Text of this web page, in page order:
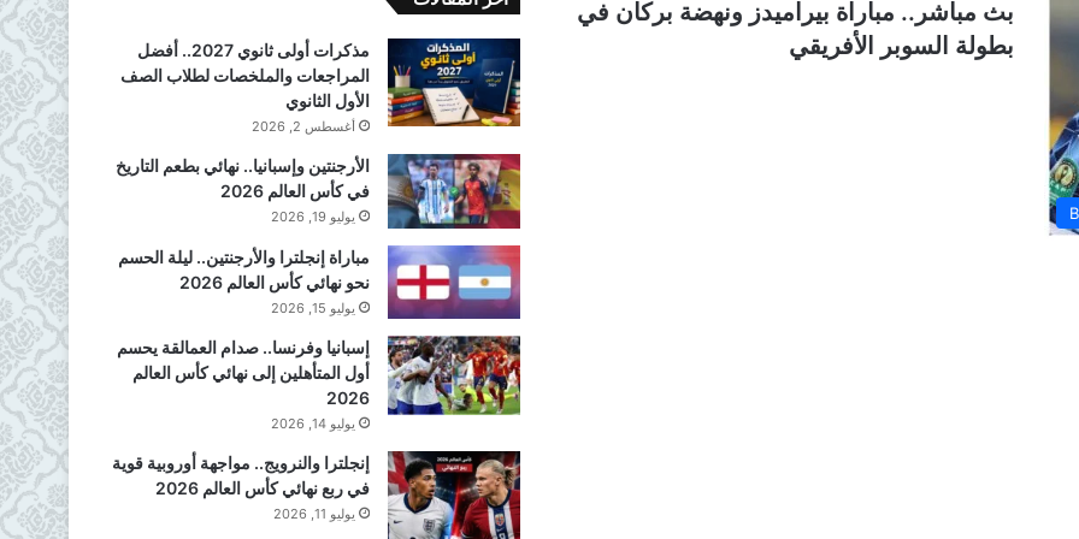
بث مباشر.. مباراة بيراميدز ونهضة بركان في
بطولة السوبر الأفريقي
مذكرات أولى ثانوي 2027.. أفضل
المراجعات والملخصات لطلاب الصف
الأول الثانوي
أغسطس 2, 2026
الأرجنتين وإسبانيا.. نهائي بطعم التاريخ
في كأس العالم 2026
يوليو 19, 2026
مباراة إنجلترا والأرجنتين.. ليلة الحسم
نحو نهائي كأس العالم 2026
يوليو 15, 2026
إسبانيا وفرنسا.. صدام العمالقة يحسم
أول المتأهلين إلى نهائي كأس العالم
2026
يوليو 14, 2026
إنجلترا والنرويج.. مواجهة أوروبية قوية
في ربع نهائي كأس العالم 2026
يوليو 11, 2026